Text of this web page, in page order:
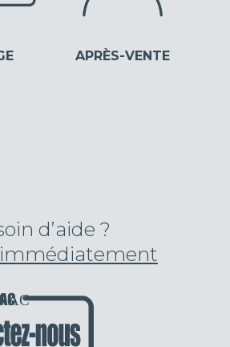
APRÈS-VENTE
d’aide ?
immédiatement